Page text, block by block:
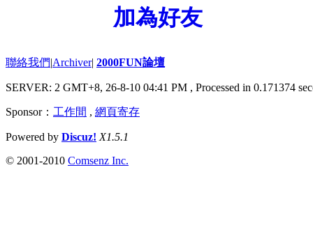
加為好友
聯絡我們|Archiver| 2000FUN論壇
SERVER: 2 GMT+8, 26-8-10 04:41 PM , Processed in 0.171374
Sponsor： 工作間 , 網頁寄存
Powered by Discuz! X1.5.1
© 2001-2010 Comsenz Inc.